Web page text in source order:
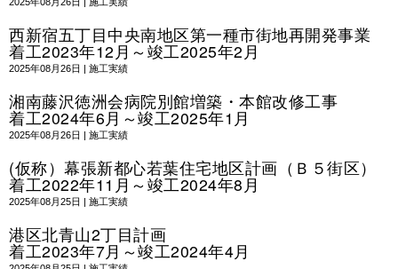
西新宿五丁目中央南地区第一種市街地再開発事業
着工2023年12月～竣工2025年2月
2025年08月26日 | 施工実績
湘南藤沢徳洲会病院別館増築・本館改修工事
着工2024年6月～竣工2025年1月
2025年08月26日 | 施工実績
(仮称）幕張新都心若葉住宅地区計画（Ｂ５街区）
着工2022年11月～竣工2024年8月
2025年08月25日 | 施工実績
港区北青山2丁目計画
着工2023年7月～竣工2024年4月